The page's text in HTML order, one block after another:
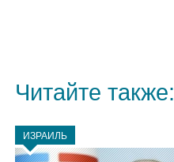
Читайте также:
ИЗРАИЛЬ